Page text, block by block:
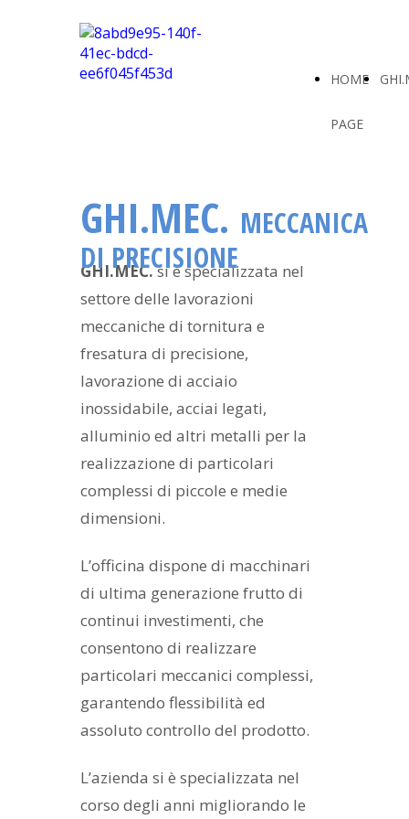
HOME
PAGE
GHI.MEC. MECCANICA
DI PRECISIONE
GHI.MEC.si è specializzata nel
settore delle lavorazioni
meccaniche di tornitura e
fresatura di precisione,
lavorazione di acciaio
inossidabile, acciai legati,
alluminio ed altri metalli per la
realizzazione di particolari
complessi di piccole e medie
dimensioni.
L’officina dispone di macchinari
di ultima generazione frutto di
continui investimenti, che
consentono di realizzare
particolari meccanici complessi,
garantendo flessibilità ed
assoluto controllo del prodotto.
L’azienda si è specializzata nel
corso degli anni migliorando le